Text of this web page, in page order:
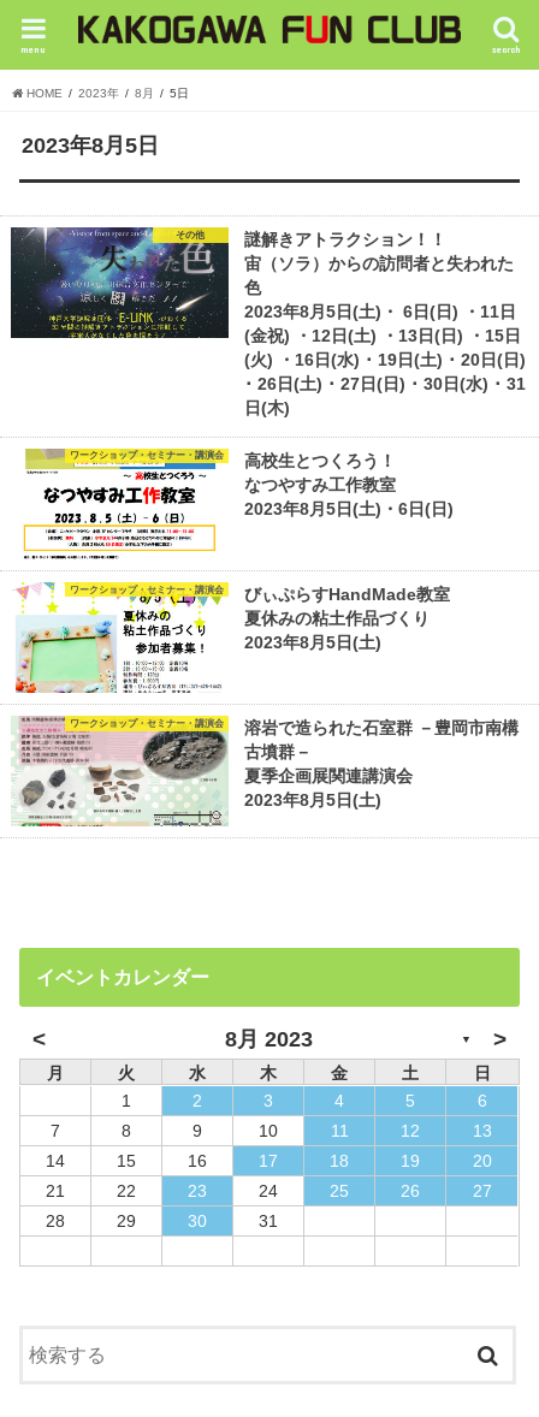
search
menu
HOME 2023年 8月 5日
2023年8月5日
その他
謎解きアトラクション！！
宙（ソラ）からの訪問者と失われた
色
2023年8月5日(土)・ 6日(日) ・11日
(金祝) ・12日(土) ・13日(日) ・15日
(火) ・16日(水) ･ 19日(土) ･ 20日(日)
･ 26日(土) ･ 27日(日) ･ 30日(水) ･ 31
日(木)
ワークショップ・セミナー・講演会
高校生とつくろう！
なつやすみ工作教室
2023年8月5日(土)・6日(日)
ワークショップ・セミナー・講演会
びぃぷらすHandMade教室
夏休みの粘土作品づくり
2023年8月5日(土)
ワークショップ・セミナー・講演会
溶岩で造られた石室群 －豊岡市南構
古墳群－
夏季企画展関連講演会
2023年8月5日(土)
イベントカレンダー
< 8月 2023 ▼ >
月 火 水 木 金 土
日
1
2 3 4 5
6
7
8 9 10 11 12
13
14
15 16 17 18 19
20
21
22 23 24 25 26
27
28
29 30 31